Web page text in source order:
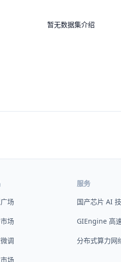
暂无数据集介绍
场
场
调
场
服务
国产芯片 AI
GIEngine 高
分布式算力网